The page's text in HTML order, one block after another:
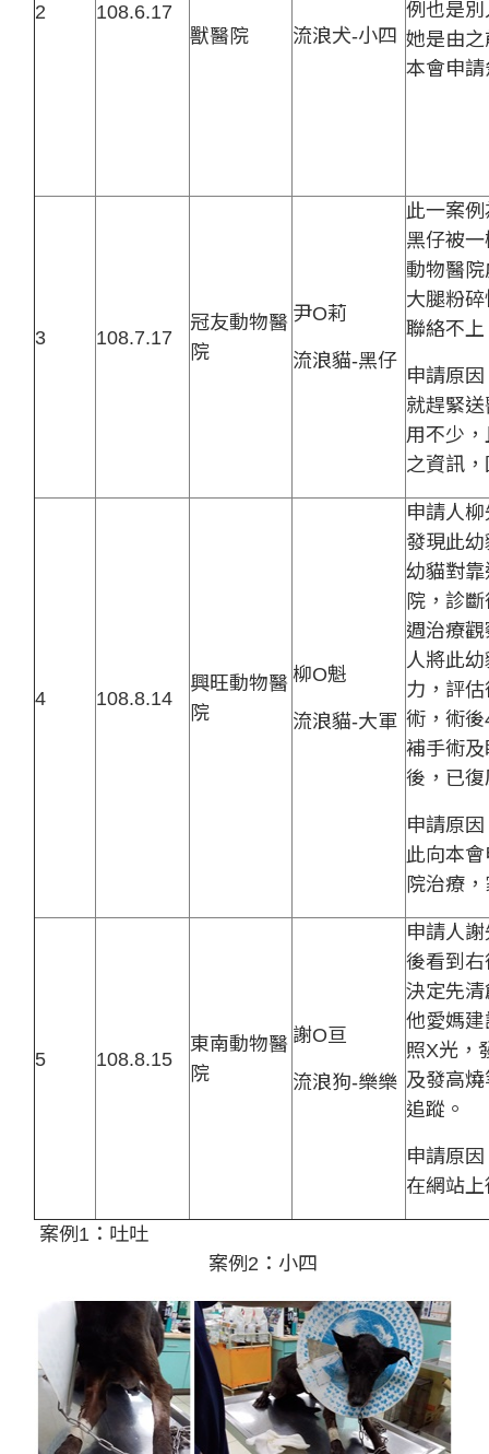
2 108.6.17
獸醫院 流浪犬-小四
例也是
她是由
本會申
3 108.7.17
冠友動物醫
院
尹O莉
流浪貓-黑仔
此一案
黑仔被
動物醫
大腿粉
聯絡不
申請原
就趕緊
用不少
之資訊
4 108.8.14
興旺動物醫
院
柳O魁
流浪貓-大軍
申請人
發現此
幼貓對
院，診
週治療
人將此
力，評
術，術
補手術
後，已
申請原
此向本
院治療
5 108.8.15
東南動物醫
院
謝O亘
流浪狗-樂樂
申請人
後看到
決定先
他愛媽
照X光，
及發高
追蹤。
申請原
在網站
案例1：吐吐
案例2：小四